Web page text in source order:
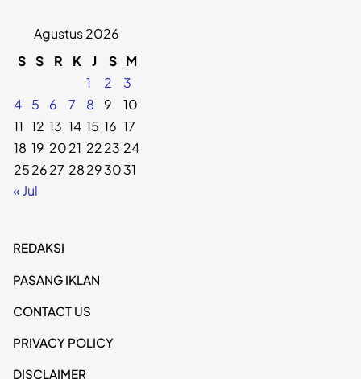
Agustus 2026
S S R K J S M
1
2
3
4
5 6 7 8 9
10
11 12 13 14 15 16 17
18 19 2021 2223 24
252627 28293031
« Jul
REDAKSI
PASANG IKLAN
CONTACT US
PRIVACY POLICY
DISCLAIMER